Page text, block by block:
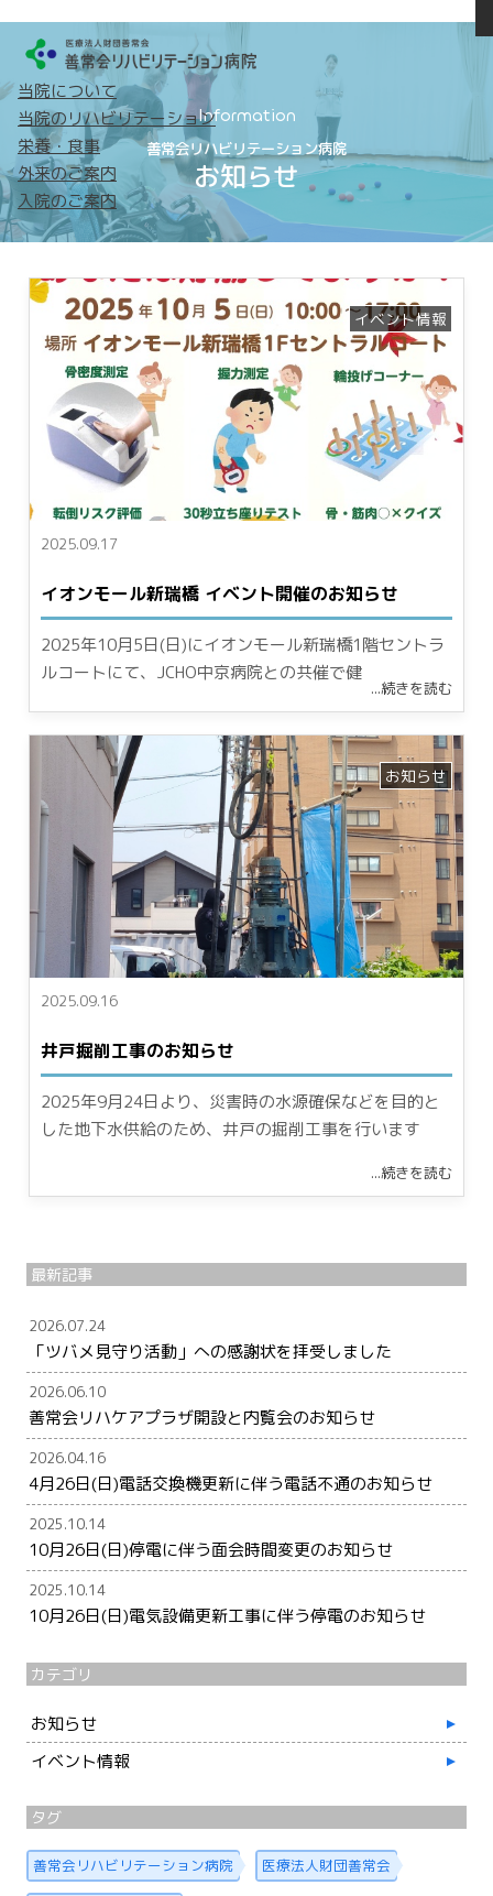
当院について
当院のリハビリテーション
栄養・食事
外来のご案内
入院のご案内
Information
善常会リハビリテーション病院
お知らせ
2025.09.17
イオンモール新瑞橋 イベント開催のお知らせ
イベント情報
2025年10月5日(日)にイオンモール新瑞橋1階セントラ
ルコートにて、JCHO中京病院との共催で健
...続きを読む
2025.09.16
井戸掘削工事のお知らせ
お知らせ
2025年9月24日より、災害時の水源確保などを目的と
した地下水供給のため、井戸の掘削工事を行います
...続きを読む
最新記事
2026.07.24
「ツバメ見守り活動」への感謝状を拝受しました
2026.06.10
善常会リハケアプラザ開設と内覧会のお知らせ
2026.04.16
4月26日(日)電話交換機更新に伴う電話不通のお知らせ
2025.10.14
10月26日(日)停電に伴う面会時間変更のお知らせ
2025.10.14
10月26日(日)電気設備更新工事に伴う停電のお知らせ
カテゴリ
お知らせ
イベント情報
タグ
善常会リハビリテーション病院 医療法人財団善常会
トップ
当院について
病院概要
理念・基本方針
患者さまの権利
診療科・部門紹介
各種認定
届出状況
院内掲示物
スタッフ数内訳
実績・治療成績
広報誌
交通アクセス
当院のリハビリテーション
365日リハビリテーション
目指すリハビリテーション
チームアプローチについて
リハビリテーション機器
理学療法について
作業療法について
言語聴覚療法について
外来のご案内
診療案内
外来リハビリテーションについ
外来リハビリテーションの流れ
当院の外来リハビリテーション
の特色
栄養指導
健康診断・予防接種
入院のご案内
入院までの流れ
手続きについて
費用・会計について
入院生活のご紹介
お見舞いについて
退院後の支援
栄養・食事
医療・福祉関係者へ
在宅支援サービス
お知らせ
イベント・セミナー
採用情報
お問い合わせ